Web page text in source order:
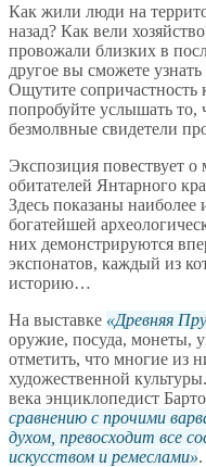
Как жили люди на
назад? Как вели
провожали близких в
другое вы сможете
Ощутите
попробуйте услышать то,
безмолвные свидетели
Экспозиция повествует о
обитателей Янтарного
Здесь показаны
богатейшей
них демонстрируются
экспонатов, каждый из
историю…
На выставке
Древняя
оружие, посуда, монеты,
отметить, что многие из
художественной
века энциклопедист
сравнению с прочими
духом, превосходит все
искусством и ремеслами .